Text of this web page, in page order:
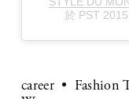
於 PST
career Fashion